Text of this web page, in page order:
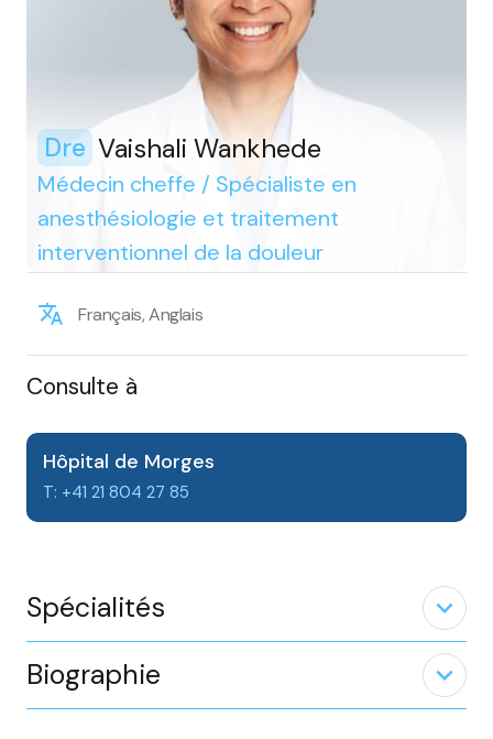
Dre Vaishali Wankhede
Médecin cheffe / Spécialiste en
anesthésiologie et traitement
interventionnel de la douleur
Français, Anglais
Consulte à
Hôpital de Morges
T: +41 21 804 27 85
Spécialités expand_less
Biographie expand_less